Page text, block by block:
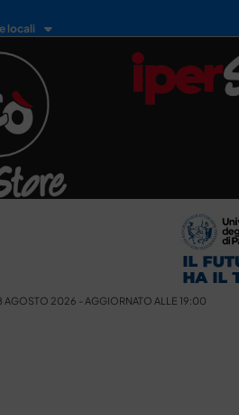
locali
AGOSTO 2026 - AGGIORNATO ALLE 19:00